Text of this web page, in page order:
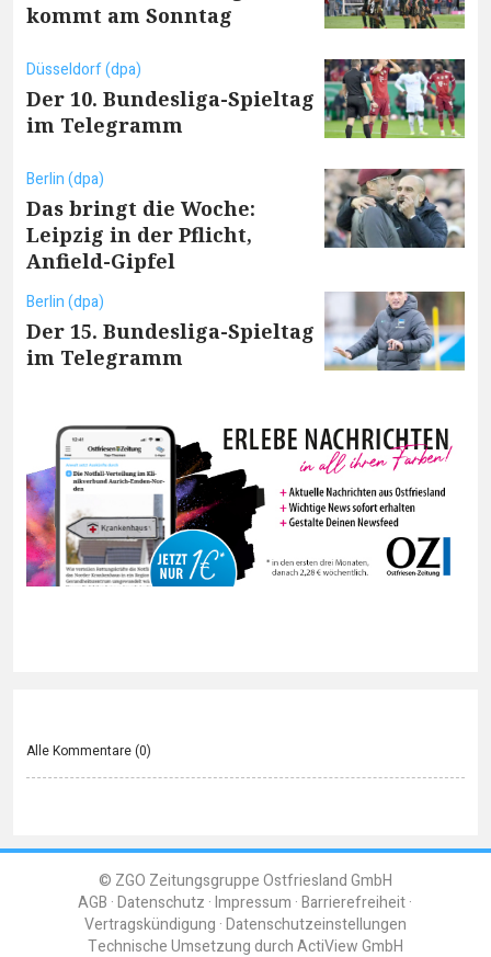
kommt am Sonntag
Düsseldorf (dpa)
Der 10. Bundesliga-Spieltag
im Telegramm
Berlin (dpa)
Das bringt die Woche:
Leipzig in der Pflicht,
Anfield-Gipfel
Berlin (dpa)
Der 15. Bundesliga-Spieltag
im Telegramm
Alle Kommentare (0)
© ZGO Zeitungsgruppe Ostfriesland GmbH
AGB Datenschutz Impressum Barrierefreiheit
Vertragskündigung Datenschutzeinstellungen
Technische Umsetzung durchActiView GmbH